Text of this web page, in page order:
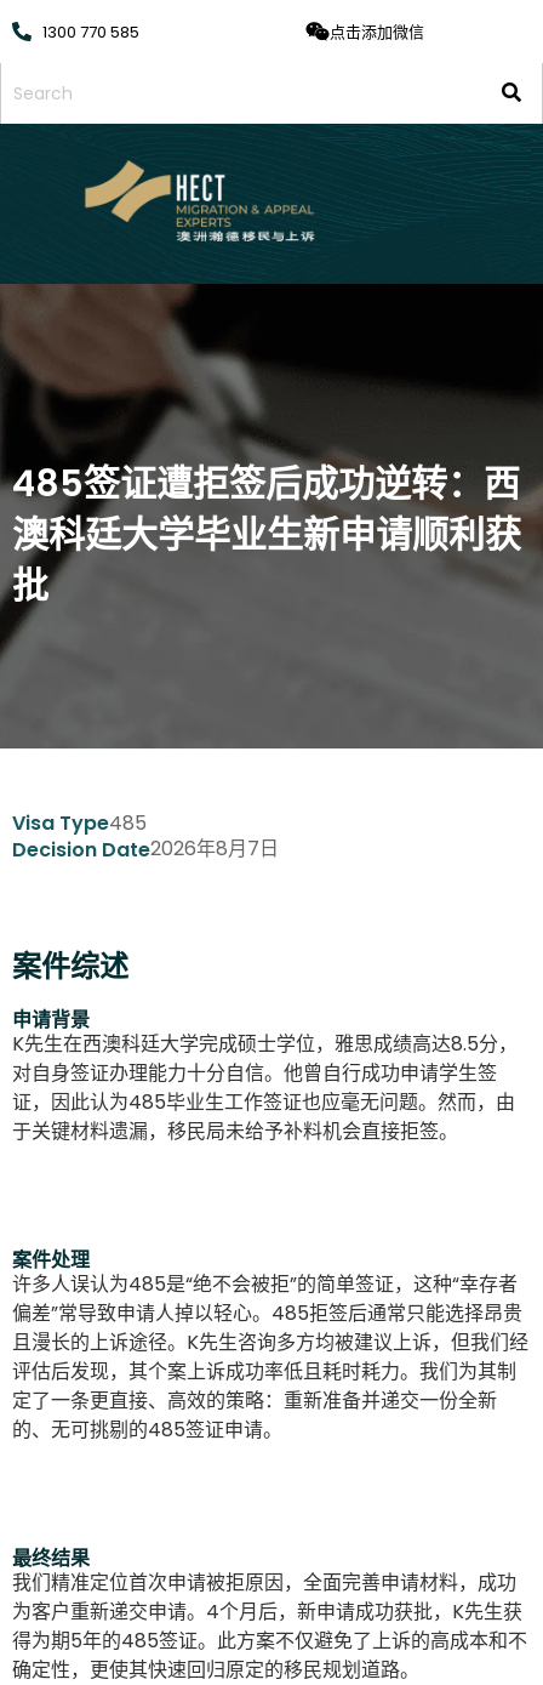
1300 770 585 点击添加微信
485签证遭拒签后成功逆转：西
澳科廷大学毕业生新申请顺利获
批
Visa Type485
Decision Date2026年8月7日
案件综述
申请背景
K先生在西澳科廷大学完成硕士学位，雅思成绩高达8.5分，
对自身签证办理能力十分自信。他曾自行成功申请学生签
证，因此认为485毕业生工作签证也应毫无问题。然而，由
于关键材料遗漏，移民局未给予补料机会直接拒签。
案件处理
许多人误认为485是“绝不会被拒”的简单签证，这种“幸存者
偏差”常导致申请人掉以轻心。485拒签后通常只能选择昂贵
且漫长的上诉途径。K先生咨询多方均被建议上诉，但我们经
评估后发现，其个案上诉成功率低且耗时耗力。我们为其制
定了一条更直接、高效的策略：重新准备并递交一份全新
的、无可挑剔的485签证申请。
最终结果
我们精准定位首次申请被拒原因，全面完善申请材料，成功
为客户重新递交申请。4个月后，新申请成功获批，K先生获
得为期5年的485签证。此方案不仅避免了上诉的高成本和不
确定性，更使其快速回归原定的移民规划道路。